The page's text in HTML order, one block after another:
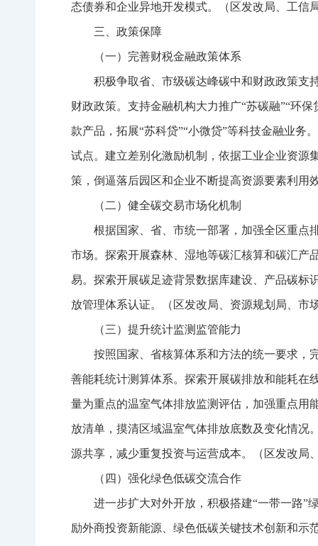
态债券和企业异地开发模式。（区发改局、工信
三、政策保障
（一）完善财税金融政策体系
积极争取省、市级碳达峰碳中和财政政策支
财政政策。支持金融机构大力推广“苏碳融”“环
款产品，拓展“苏科贷”“小微贷”等科技金融业务
试点。建立差别化激励机制，依据工业企业资源
策，倒逼落后园区和企业不断提高资源要素利用
（二）健全碳交易市场化机制
根据国家、省、市统一部署，加强全区重点
市场。探索开展森林、湿地等碳汇核算和碳汇产
易。探索开展碳足迹背景数据库建设、产品碳标
放管理体系认证。（区发改局、资源规划局、市
（三）提升统计监测监管能力
按照国家、省核算体系和方法的统一要求，
善能耗统计测算体系。探索开展碳排放和能耗在
量为重点的温室气体排放监测评估，加强重点用
放清单，摸清区域温室气体排放底数及变化情况
源共享，减少重复投资与运营成本。（区发改局
（四）强化绿色低碳交流合作
进一步扩大对外开放，积极搭建“一带一路”
励外商投资新能源、绿色低碳关键技术创新和示